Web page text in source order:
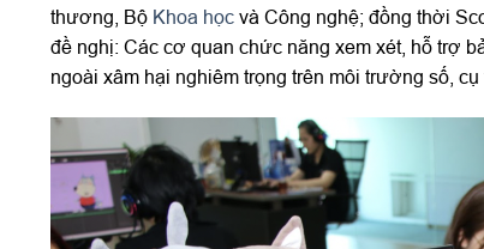
thương, Bộ Khoa học và Công nghệ; đồng thời
đề nghị: Các cơ quan chức năng xem xét, hỗ trợ
ngoài xâm hại nghiêm trọng trên môi trường số, cụ